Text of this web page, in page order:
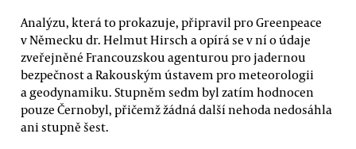
Analýzu, která to prokazuje, připravil pro Greenpeace
v Německu dr. Helmut Hirsch a opírá se v ní o údaje
zveřejněné Francouzskou agenturou pro jadernou
bezpečnost a Rakouským ústavem pro meteorologii
a geodynamiku. Stupněm sedm byl zatím hodnocen
pouze Černobyl, přičemž žádná další nehoda nedosáhla
ani stupně šest.